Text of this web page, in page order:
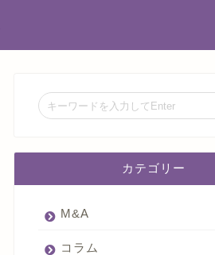
カテゴリー
M&A
コラム